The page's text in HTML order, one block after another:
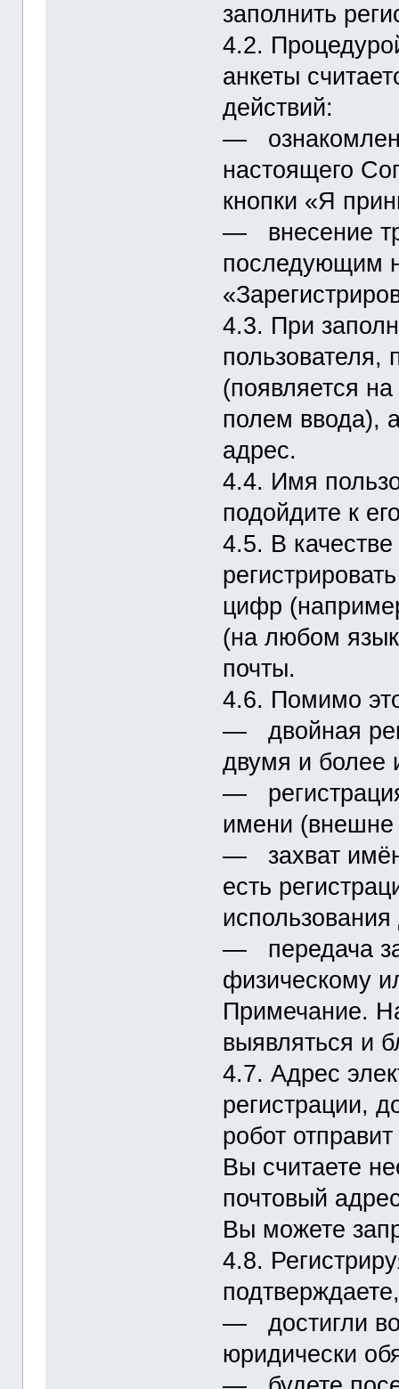
заполнить
4.2.
анкеты
действий:
―
настоящего
кнопки «Я
― внесение
последующим
4.3. При
пользователя,
(появляется
полем ввода),
адрес.
4.4. Имя
подойдите к
4.5. В
цифр
(на любом
почты.
4.6. Помимо
― двойная
двумя и более
―
имени (внешне
― захват имён
есть
― передача
физическому
Примечание.
выявляться и
4.7. Адрес
регистрации,
робот
Вы считаете
почтовый
Вы можете
4.8.
― достигли
юридически